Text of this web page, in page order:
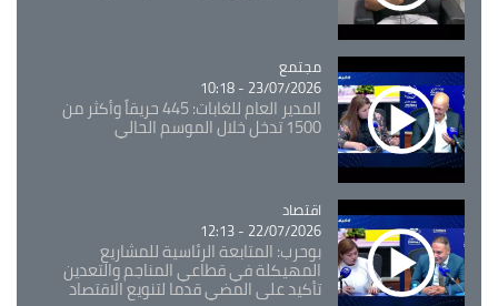
Catégorie
مجتمع
23/07/2026 - 10:18
المدير العام للغابات: 445 حريقاً وأكثر من
1500 تدخل خلال الموسم الحالي
Catégorie
اقتصاد
22/07/2026 - 12:13
بوحرب: المتابعة الرئاسية للمشاريع
المهيكلة في قطاعي المناجم والتعدين
تأكيد على المضي قدما لتنويع الاقتصاد